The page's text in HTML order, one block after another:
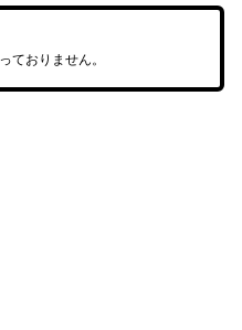
ておりません。